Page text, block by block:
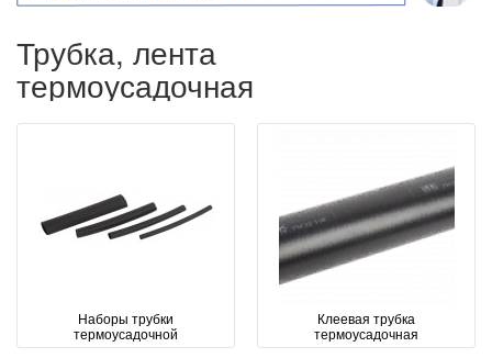
Трубка, лента
термоусадочная
Наборы трубки
термоусадочной
Клеевая трубка
термоусадочная